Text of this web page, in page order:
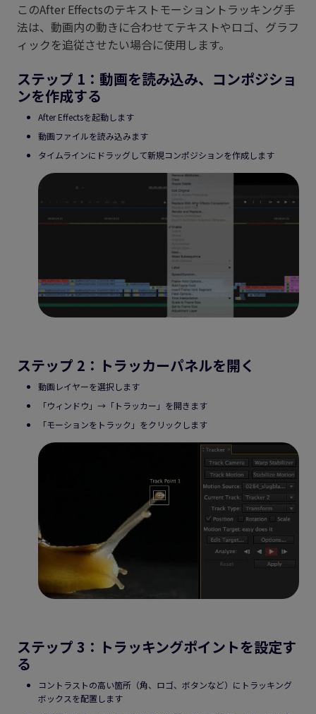
このAfter Effectsのテキストモーショントラッキング手
法は、動画内の動きに合わせてテキストやロゴ、グラフ
ィックを追従させたい場合に使用します。
ステップ 1：動画を読み込み、コンポジショ
ンを作成する
After Effectsを起動します
動画ファイルを読み込みます
タイムラインにドラッグして新規コンポジションを作成します
ステップ 2：トラッカーパネルを開く
動画レイヤーを選択します
「ウィンドウ」→「トラッカー」を開きます
「モーションをトラック」をクリックします
ステップ 3：トラッキングポイントを設定す
る
コントラストの高い箇所（角、ロゴ、ボタンなど）にトラッキング
ボックスを配置します